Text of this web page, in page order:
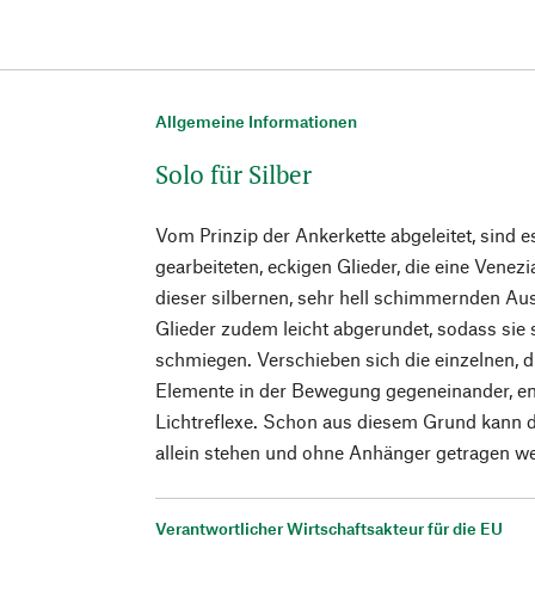
Allgemeine Informationen
Solo für Silber
Vom Prinzip der Ankerkette abgeleitet, sind
gearbeiteten, eckigen Glieder, die eine
dieser silbernen, sehr hell schimmernden
Glieder zudem leicht abgerundet, sodass
schmiegen. Verschieben sich die einzelnen,
Elemente in der Bewegung gegeneinander,
Lichtreflexe. Schon aus diesem Grund kann
allein stehen und ohne Anhänger getragen
Verantwortlicher Wirtschaftsakteur für die EU